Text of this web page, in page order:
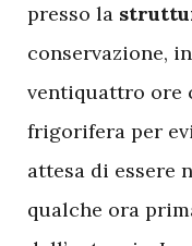
presso la
conservazione,
ventiquattro ore
frigorifera per
attesa di essere
qualche ora